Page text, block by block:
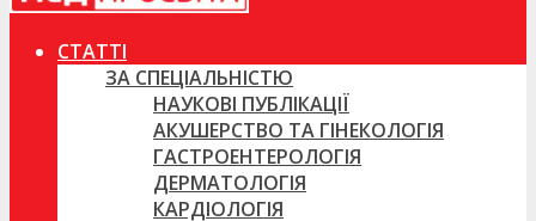
СТАТТІ
ЗА СПЕЦІАЛЬНІСТЮ
НАУКОВІ ПУБЛІКАЦІЇ
АКУШЕРСТВО ТА ГІНЕКОЛОГІЯ
ГАСТРОЕНТЕРОЛОГІЯ
ДЕРМАТОЛОГІЯ
КАРДІОЛОГІЯ